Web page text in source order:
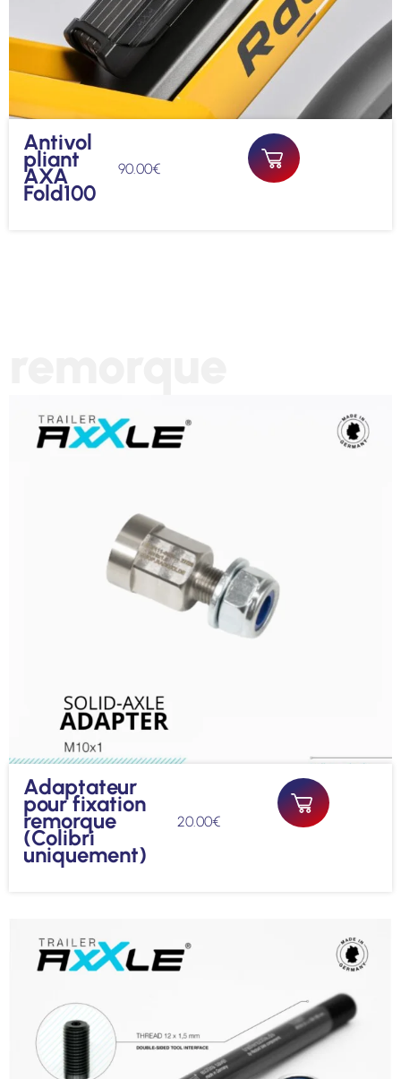
Antivol
pliant
AXA
Fold100
90.00€
Adaptateur
pour fixation
remorque
(Colibri
uniquement)
20.00€